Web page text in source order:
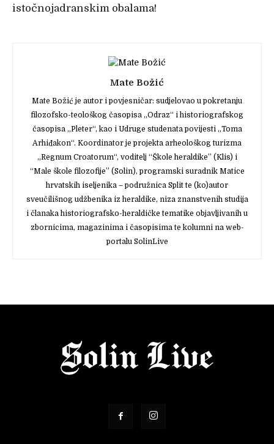
istočnojadranskim obalama!
Mate Božić
Mate Božić je autor i povjesničar: sudjelovao u pokretanju
filozofsko-teološkog časopisa „Odraz“ i historiografskog
časopisa „Pleter“, kao i Udruge studenata povijesti „Toma
Arhiđakon“. Koordinator je projekta arheološkog turizma
„Regnum Croatorum“, voditelj “Škole heraldike” (Klis) i
“Male škole filozofije” (Solin), programski suradnik Matice
hrvatskih iseljenika – podružnica Split te (ko)autor
sveučilišnog udžbenika iz heraldike, niza znanstvenih studija
i članaka historiografsko-heraldičke tematike objavljivanih u
zbornicima, magazinima i časopisima te kolumni na web-
portalu SolinLive